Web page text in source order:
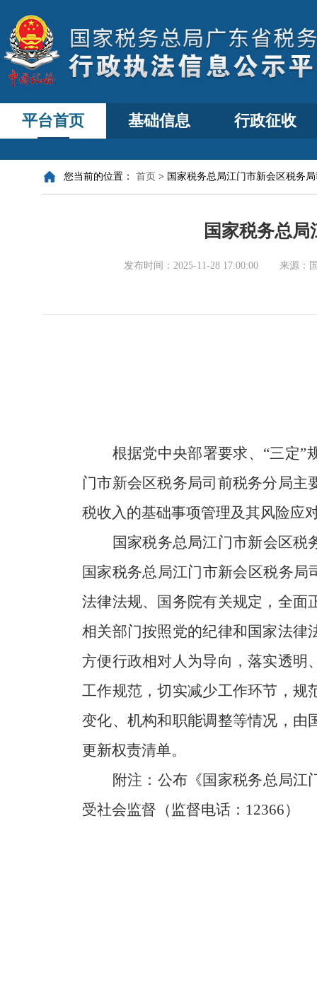
平台首页 基础信息 行政征收
您当前的位置： 首页 > 国家税务总局江门市新会区税务
国家税务总
发布时间： 2025-11-28 17:00:00 来源：
根据党中央部署要求、“三定”
门市新会区税务局司前税务分局
税收入的基础事项管理及其风险应
国家税务总局江门市新会区
国家税务总局江门市新会区税务
法律法规、国务院有关规定，全面
相关部门按照党的纪律和国家法律
方便行政相对人为导向，落实透明
工作规范，切实减少工作环节，规
变化、机构和职能调整等情况，由
更新权责清单。
附注：公布《国家税务总局江
受社会监督（监督电话： 12366）